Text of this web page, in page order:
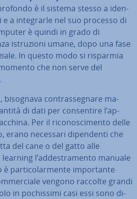
è il sistema stesso a iden­
a in­te­grar­le nel suo processo di
è quindi in grado di
istru­zio­ni umane, dopo una fase
In questo modo si risparmia
che non serve del
bisognava con­tras­se­gna­re ma­
di dati per con­sen­ti­re l’ap­
Per il ri­co­no­sci­men­to delle
erano necessari di­pen­den­ti che
del cane o del gatto alle
l’ad­de­stra­men­to manuale
è par­ti­co­lar­men­te im­por­tan­te
vengono raccolte grandi
in po­chis­si­mi casi essi sono di­